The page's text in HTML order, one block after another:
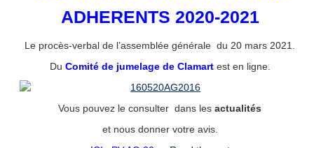
ADHERENTS 2020-2021
Le procès-verbal de l’assemblée générale du 20 mars 2021.
Du Comité de jumelage de Clamartest en ligne.
Vous pouvez le consulter dans lesactualités
et nous donner votre avis.